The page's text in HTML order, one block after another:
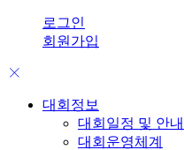
로그인
회원가입
대회정보
대회일정 및 안내
대회운영체계